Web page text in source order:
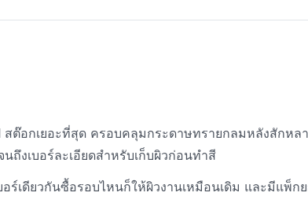
ต๊อกเยอะที่สุด ครอบคลุมกระดาษทรายกลมหลังสักห
ถึงเบอร์ละเอียดสำหรับเก็บผิวก่อนทำสี
เดียวกันซื้อรอบไหนก็ให้ผิวงานเหมือนเดิม และมีแพ็